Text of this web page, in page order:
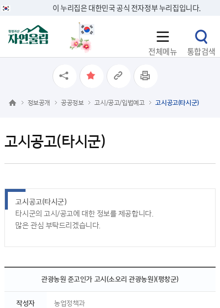
이 누리집은 대한민국 공식 전자정부 누리집입니다.
전체메뉴 통합검색
고시공고(타시군)
정보공개 공공정보 고시/공고/입법예고 고시공고(타시군)
고시공고(타시군)
타시군의 고시/공고에 대한 정보를 제공합니다.
많은 관심 부탁드리겠습니다.
관광농원 준고인가 고시(소오리 관광농원)(평창군)
작성자 농업정책과